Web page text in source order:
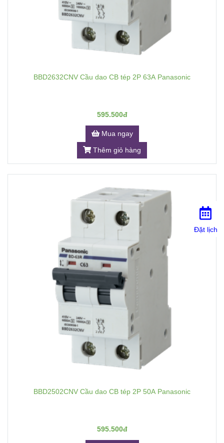
BBD2632CNV Cầu dao CB tép 2P 63A Panasonic
595.500đ
Mua ngay
Thêm giỏ hàng
BBD2502CNV Cầu dao CB tép 2P 50A Panasonic
595.500đ
Đặt lịch